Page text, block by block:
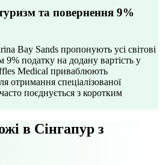
та повернення 9%
Bay Sands пропонують усі світові
податку на додану вартість у
Medical приваблюють
отримання спеціалізованої
поєднується з коротким
в Сінгапур з